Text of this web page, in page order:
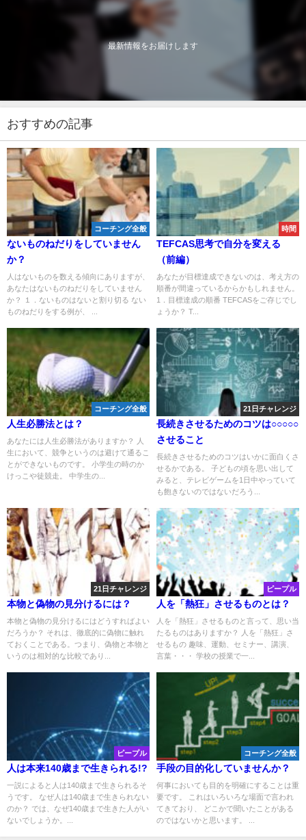
最新情報をお届けします
おすすめの記事
コーチング全般
ないものねだりをしていません
か？
人はないものを数える傾向にありますが、
あなたはないものねだりをしていません
か？ １．ないものはないと割り切る ない
ものねだりをする例が、 ...
時間
TEFCAS思考で自分を変える
（前編）
あなたが目標達成できないのは、考え方の
順番が間違っているからかもしれません。
1．目標達成の順番 TEFCASをご存じでし
ょうか？ T...
コーチング全般
人生必勝法とは？
あなたには人生必勝法がありますか？ 人
生において、競争というのは避けて通るこ
とができないものです。 小学生の時のか
けっこや徒競走。 中学生の...
21日チャレンジ
長続きさせるためのコツは○○○○○
させること
長続きさせるためのコツはいかに面白くさ
せるかである。 子どもの頃を思い出して
みると、テレビゲームを1日中やっていて
も飽きないのではないだろう...
21日チャレンジ
本物と偽物の見分けるには？
本物と偽物の見分けるにはどうすればよい
だろうか？ それは、徹底的に偽物に触れ
ておくことである。つまり、偽物と本物と
いうのは相対的な比較であり...
ピープル
人を「熱狂」させるものとは？
人を「熱狂」させるものと言って、思い当
たるものはありますか？ 人を「熱狂」さ
せるもの 趣味、運動、セミナー、講演、
言葉・・・ 学校の授業で一...
ピープル
人は本来140歳まで生きられる!?
一説によると人は140歳まで生きられるそ
うです。 なぜ人は140歳まで生きられない
のか？ では、なぜ140歳まで生きた人がい
ないでしょうか。...
コーチング全般
手段の目的化していませんか？
何事においても目的を明確にすることは重
要です。 これはいろいろな場面で言われ
てきており、 どこかで聞いたことがある
のではないかと思います。 ...